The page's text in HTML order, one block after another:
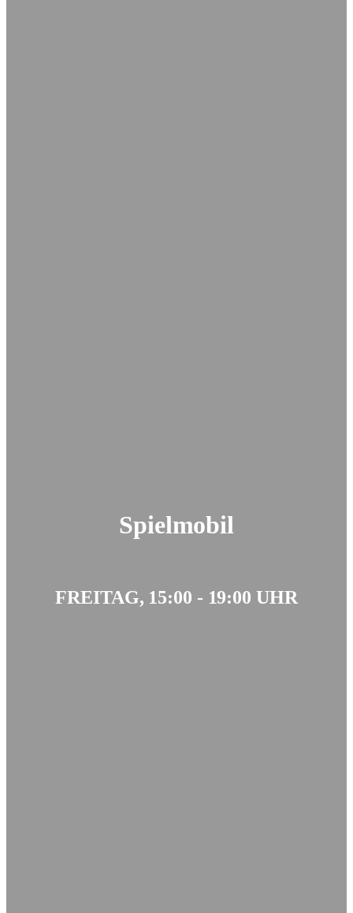
Spielmobil
FREITAG, 15:00 - 19:00 UHR